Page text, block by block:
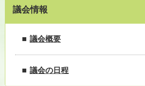
議会情報
議会概要
議会の日程